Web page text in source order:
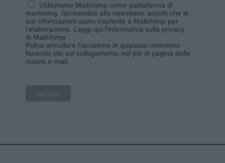
Utilizziamo Mailchimp come piattaforma di
marketing. Iscrivendoti alla newsletter accetti che le
tue informazioni siano trasferite a Mailchimp per
l'elaborazione. Leggi qui l'informativa sulla privacy
di Mailchimp
Potrai annullare l'iscrizione in qualsiasi momento
facendo clic sul collegamento nel piè di pagina delle
nostre e-mail.